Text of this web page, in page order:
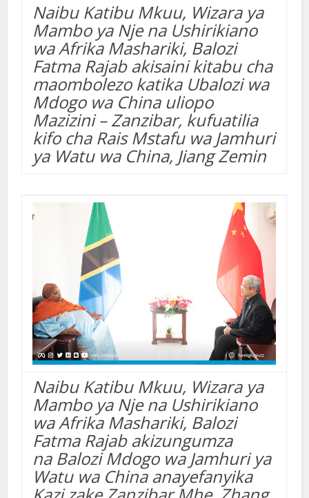
Naibu Katibu Mkuu, Wizara ya
Mambo ya Nje na Ushirikiano
wa Afrika Mashariki, Balozi
Fatma Rajab akisaini kitabu cha
maombolezo katika Ubalozi wa
Mdogo wa China uliopo
Mazizini – Zanzibar, kufuatilia
kifo cha Rais Mstafu wa Jamhuri
ya Watu wa China, Jiang Zemin
Naibu Katibu Mkuu, Wizara ya
Mambo ya Nje na Ushirikiano
wa Afrika Mashariki, Balozi
Fatma Rajab akizungumza
na Balozi Mdogo wa Jamhuri ya
Watu wa China anayefanyika